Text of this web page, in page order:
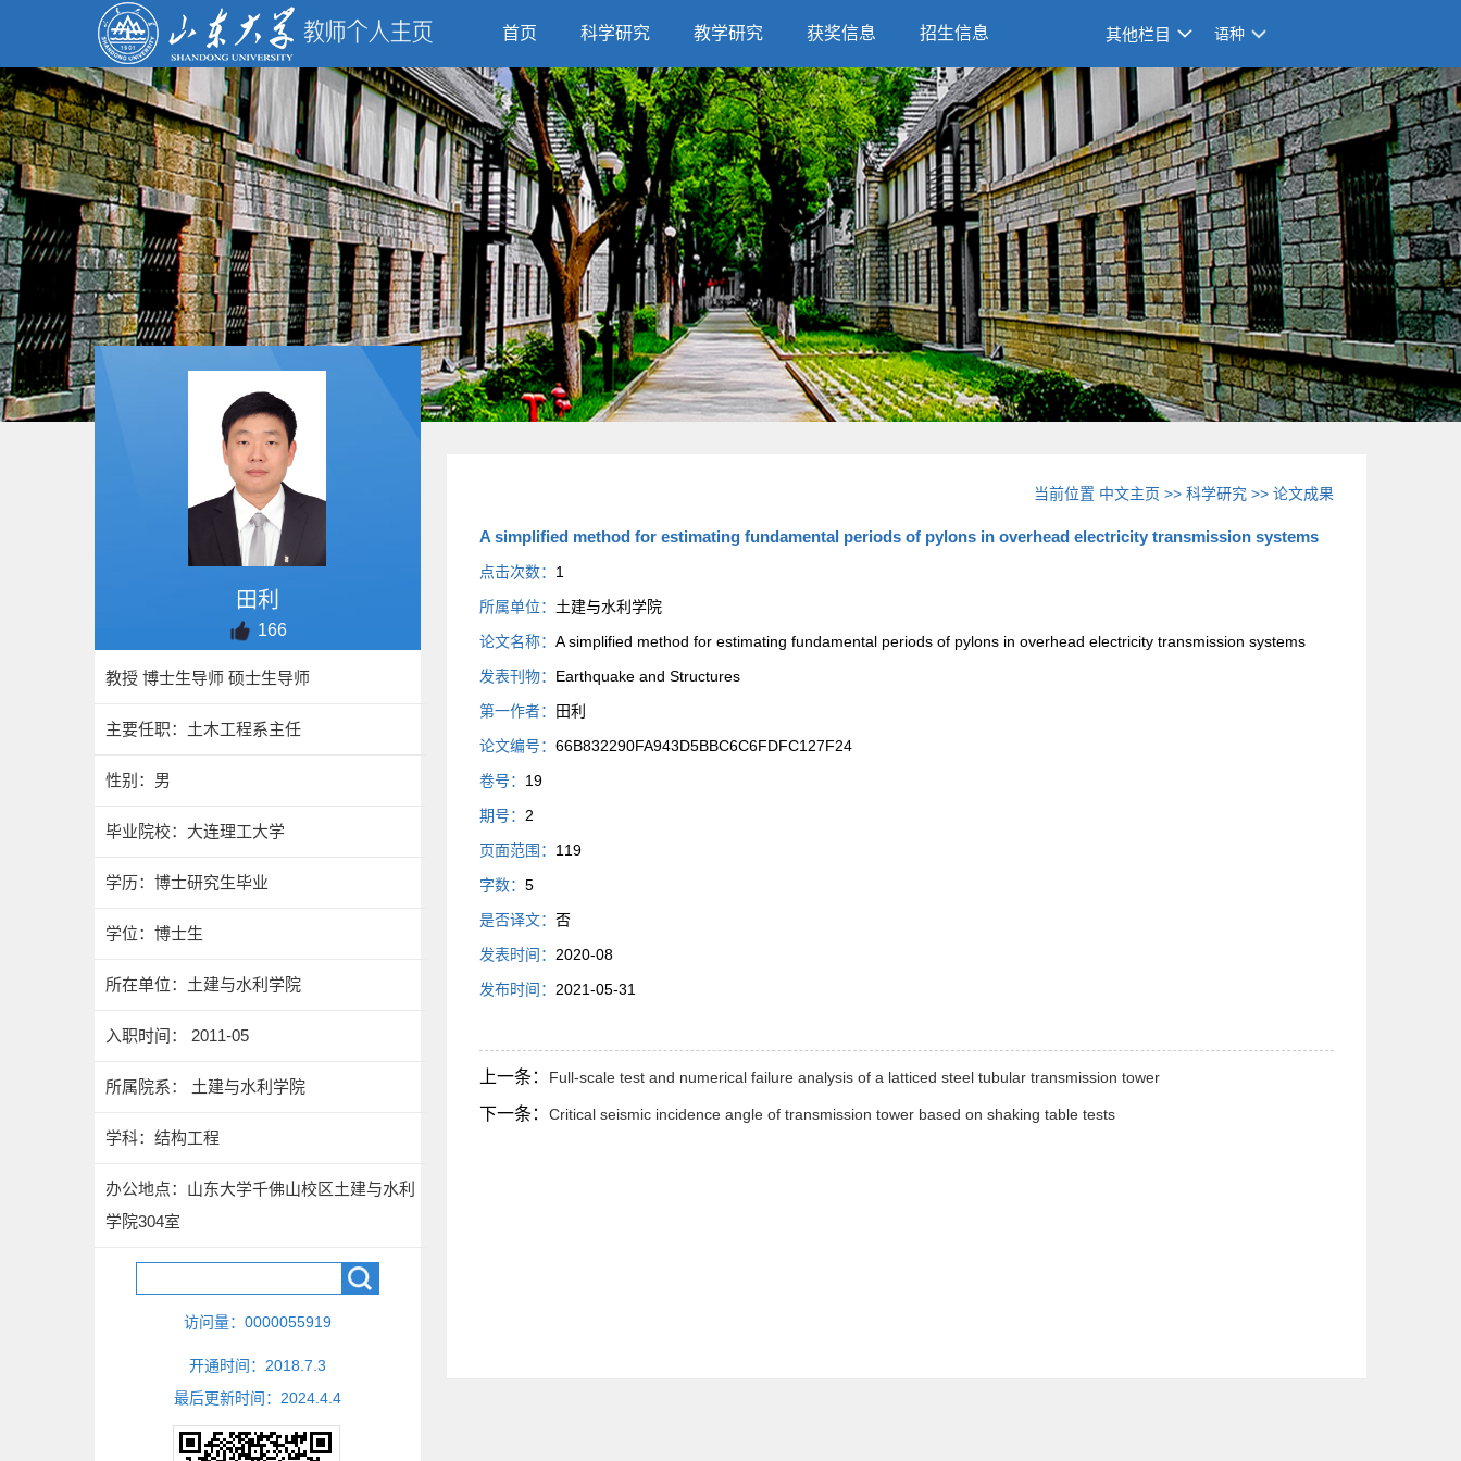
首页 科学研究 教学研究 获奖信息 招生信息 其他栏目 语种
田利
166
教授 博士生导师 硕士生导师
主要任职：土木工程系主任
性别：男
毕业院校：大连理工大学
学历：博士研究生毕业
学位：博士生
所在单位：土建与水利学院
入职时间： 2011-05
所属院系： 土建与水利学院
学科：结构工程
办公地点：山东大学千佛山校区土建与水利
学院304室
访问量： 0000055919
开通时间： 2018 7 3
最后更新时间： 2024 4 4
当前位置 中文主页 >>科学研究 >>论文成果
A simplified method for estimating fundamental periods of pylons in overhead electricity transmission systems
点击次数： 1
所属单位： 土建与水利学院
论文名称： A simplified method for estimating fundamental periods of pylons in overhead electricity transmission systems
发表刊物： Earthquake and Structures
第一作者：
田利
论文编号： 66B832290FA943D5BBC6C6FDFC127F24
卷号： 19
期号： 2
页面范围： 119
字数： 5
是否译文： 否
发表时间： 2020-08
发布时间： 2021-05-31
上一条： Full-scale test and numerical failure analysis of a latticed steel tubular transmission tower
下一条： Critical seismic incidence angle of transmission tower based on shaking table tests